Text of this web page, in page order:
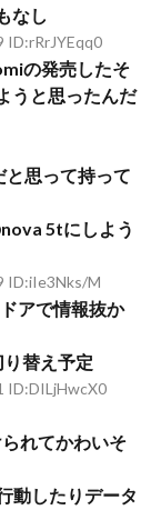
なし
ID:rRrJYEqq0
の発売したそ
うと思ったんだ
思って持って
5tにしよう
ID:iIe3Nks/M
アで情報抜か
替え予定
ID:DILjHwcX0
れてかわいそ
動したりデータ